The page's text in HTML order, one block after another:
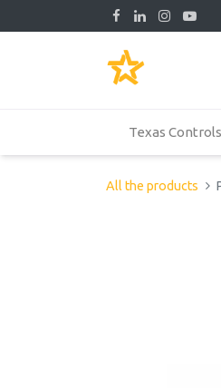
Texas Controls
All the products